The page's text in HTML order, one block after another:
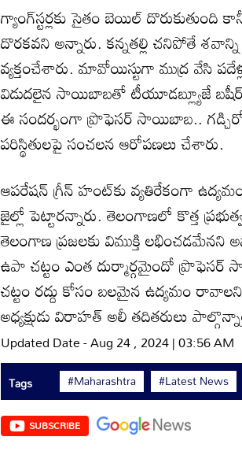
గ్యాంగ్‌స్టర్లకు సైతం బెయిల్‌ దొరుకుతుంది
దొరకవని అన్నారు. కన్నతల్లి చనిపోతే
వ్యక్తంచేశారు. మావోయిస్టుగా ముద్ర వేసి
విడుదలైన సాయిబాబతో టీయూడబ్ల్యూజే
ఈ సందర్భంగా ప్రొఫెసర్‌ సాయిబాబ..
పరిస్థితులపై సంచలన ఆరోపణలు చేశారు.
ఆపరేషన్‌ గ్రీన్‌ హంట్‌కు వ్యతిరేకంగా
జైల్లో పెట్టారన్నారు. తెలంగాణలో కొత్త
తెలంగాణ ప్రజలకు విముక్తి
ఉపా చట్టం ఎంత దుర్మార్గమైందో
చట్టం రద్దు కోసం బలమైన ఉద్యమం
అధ్యక్షుడు విరాహత్‌ అలీ తదితరులు
Updated Date - Aug 24 , 2024 | 03:56 AM
Tags #Maharashtra #Latest News
SUBSCRIBE